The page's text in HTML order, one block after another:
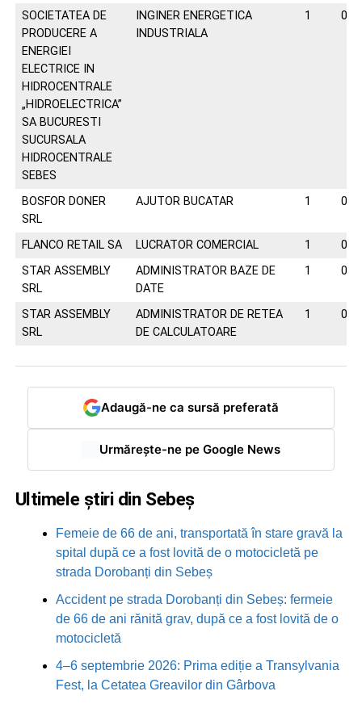
SOCIETATEA DE
PRODUCERE A
ENERGIEI
ELECTRICE IN
HIDROCENTRALE
„HIDROELECTRICA”
SA BUCURESTI
SUCURSALA
HIDROCENTRALE
SEBES
INGINER ENERGETICA
INDUSTRIALA
1
BOSFOR DONER
SRL
AJUTOR BUCATAR 1
FLANCO RETAIL SA LUCRATOR COMERCIAL 1
STAR ASSEMBLY
SRL
ADMINISTRATOR BAZE DE
DATE
1
STAR ASSEMBLY
SRL
ADMINISTRATOR DE RETEA
DE CALCULATOARE
1
Adaugă-ne ca sursă preferată
Urmărește-ne pe Google News
Ultimele știri din Sebeș
Femeie de 66 de ani, transportată în stare gravă la
spital după ce a fost lovită de o motocicletă pe
strada Dorobanți din Sebeș
Accident pe strada Dorobanți din Sebeș: fermeie
de 66 de ani rănită grav, după ce a fost lovită de o
motocicletă
4–6 septembrie 2026: Prima ediție a Transylvania
Fest, la Cetatea Greavilor din Gârbova